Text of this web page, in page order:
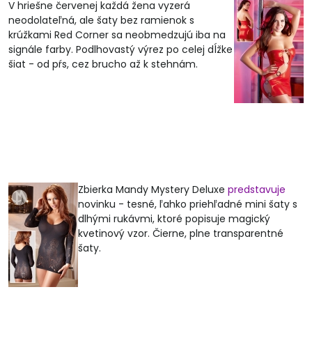
V hriešne červenej každá žena vyzerá
neodolateľná, ale šaty bez ramienok s
krúžkami Red Corner sa neobmedzujú iba na
signále farby. Podlhovastý výrez po celej dĺžke
šiat - od pŕs, cez brucho až k stehnám.
Zbierka Mandy Mystery Deluxe predstavuje
novinku - tesné, ľahko priehľadné mini šaty s
dlhými rukávmi, ktoré popisuje magický
kvetinový vzor. Čierne, plne transparentné
šaty.